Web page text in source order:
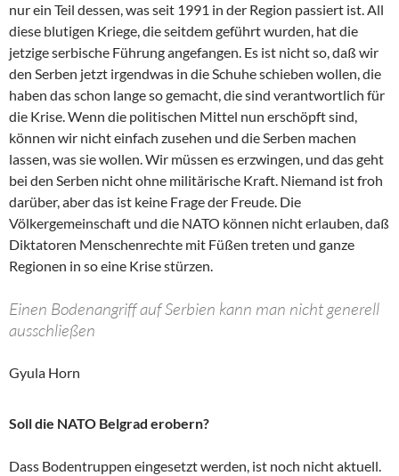
nur ein Teil dessen, was seit 1991 in der Region passiert ist. All
diese blutigen Kriege, die seitdem geführt wurden, hat die
jetzige serbische Führung angefangen. Es ist nicht so, daß wir
den Serben jetzt irgendwas in die Schuhe schieben wollen, die
haben das schon lange so gemacht, die sind verantwortlich für
die Krise. Wenn die politischen Mittel nun erschöpft sind,
können wir nicht einfach zusehen und die Serben machen
lassen, was sie wollen. Wir müssen es erzwingen, und das geht
bei den Serben nicht ohne militärische Kraft. Niemand ist froh
darüber, aber das ist keine Frage der Freude. Die
Völkergemeinschaft und die NATO können nicht erlauben, daß
Diktatoren Menschenrechte mit Füßen treten und ganze
Regionen in so eine Krise stürzen.
Einen Bodenangriff auf Serbien kann man nicht generell
ausschließen
Gyula Horn
Soll die NATO Belgrad erobern?
Dass Bodentruppen eingesetzt werden, ist noch nicht aktuell.